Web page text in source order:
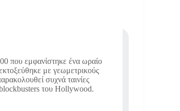
που εμφανίστηκε ένα ωραίο
με γεωμετρικούς
συχνά ταινίες
του Hollywood.